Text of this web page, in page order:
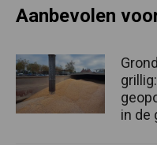
Aanbevolen
in de